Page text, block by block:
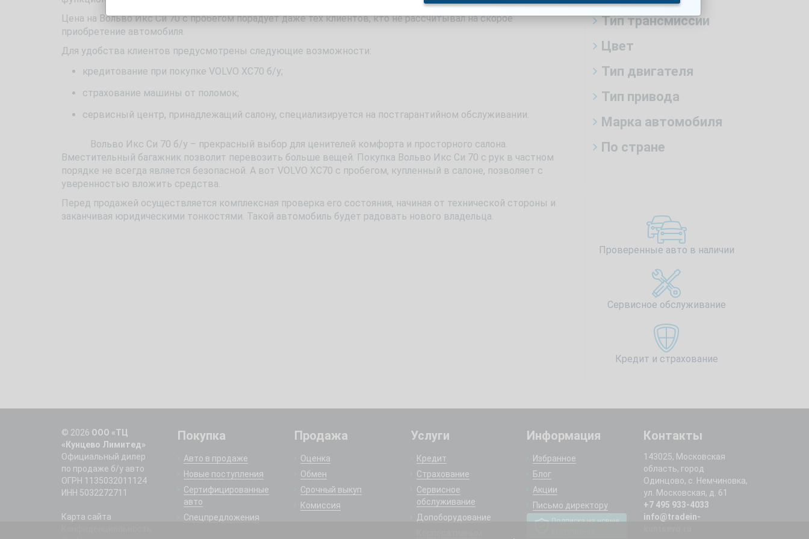
Тип трансмиссии
Цвет
Тип двигателя
Тип привода
Марка автомобиля
По стране
Проверенные авто в наличии
Сервисное обслуживание
Кредит и страхование
Цена на Вольво Икс Си 70 с пробегом порадует даже тех клиентов, кто не рассчитывал на скорое
приобретение автомобиля.
Для удобства клиентов предусмотрены следующие возможности:
кредитование при покупке VOLVO XC70 б/у;
страхование машины от поломок;
сервисный центр, принадлежащий салону, специализируется на постгарантийном обслуживании.
Вольво Икс Си 70 б/у – прекрасный выбор для ценителей комфорта и просторного салона.
Вместительный багажник позволит перевозить больше вещей. Покупка Вольво Икс Си 70 с рук в частном
порядке не всегда является безопасной. А вот VOLVO XC70 с пробегом, купленный в салоне, позволяет с
уверенностью вложить средства.
Перед продажей осуществляется комплексная проверка его состояния, начиная от технической стороны и
заканчивая юридическими тонкостями. Такой автомобиль будет радовать нового владельца.
© 2026 ООО «ТЦ
«Кунцево Лимитед»
Официальный дилер
по продаже б/у авто
ОГРН 1135032011124
ИНН 5032272711
Карта сайта
Покупка
Авто в продаже
Новые поступления
Сертифицированные
авто
Спецпредложения
Продажа
Оценка
Обмен
Срочный выкуп
Комиссия
Услуги
Кредит
Страхование
Сервисное
обслуживание
Допоборудование
Информация
Избранное
Блог
Акции
Письмо директору
Подписка на новые
Контакты
143025, Московская
область, город
Одинцово, с. Немчиновка,
ул. Московская, д. 61
+7 495 933-4033
info@tradein-